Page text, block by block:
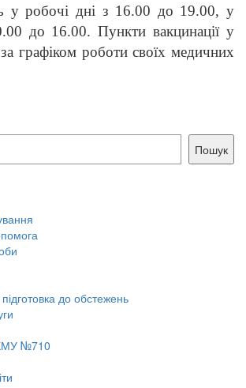
у робочі дні з 16.00 до 19.00, у
до 16.00. Пункти вакцинації у
за графіком роботи своїх медичних
Пошук
до обстежень
№710